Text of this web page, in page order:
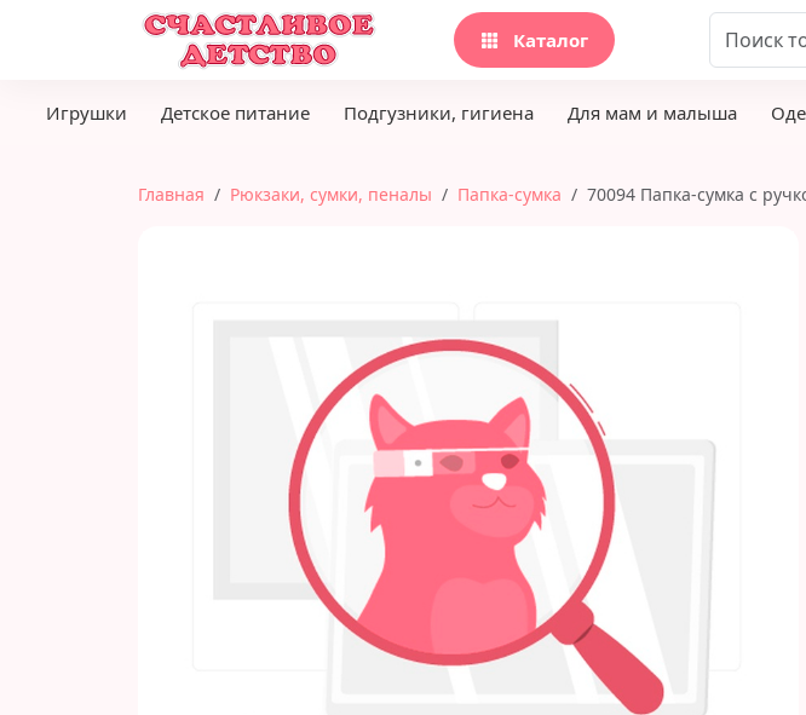
Каталог
Игрушки Детское питание Подгузники, гигиена Для мам и малыша
Главная Рюкзаки, сумки, пеналы Папка-сумка 70094 Папка-сумка с